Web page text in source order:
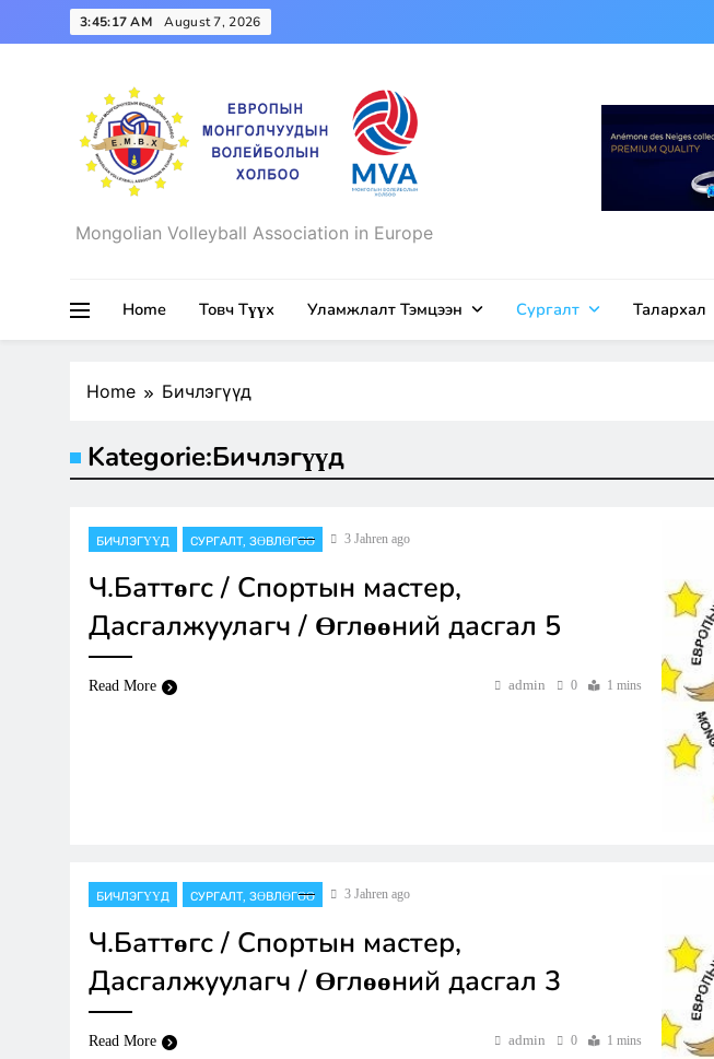
to
3:45:17 AM August 7, 2026
Mongolian Volleyball Association in Europe
Mongolian Volleyball Association in Europe
Home Товч Түүх Уламжлалт Тэмцээн Сургалт Талархал
Home Бичлэгүүд
Kategorie:Бичлэгүүд
БИЧЛЭГҮҮД СУРГАЛТ, ЗӨВЛӨГӨӨ 3 Jahren ago
Ч.Баттөгс / Спортын мастер,
Дасгалжуулагч / Өглөөний дасгал 5
Read More admin 0 1 mins
БИЧЛЭГҮҮД СУРГАЛТ, ЗӨВЛӨГӨӨ 3 Jahren ago
Ч.Баттөгс / Спортын мастер,
Дасгалжуулагч / Өглөөний дасгал 3
Read More admin 0 1 mins